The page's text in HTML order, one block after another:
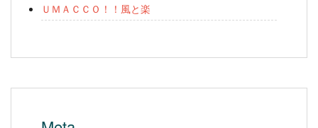
ＵＭＡＣＣＯ！！風と楽